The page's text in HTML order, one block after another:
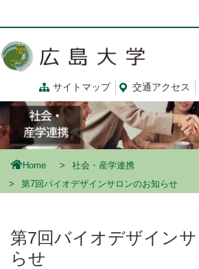
コ
ン
ツ
に
移
動
サイトマップ 交通アクセス
Home
社会・産学連携
第7回バイオデザインサロンのお知らせ
第7回バイオデザイン
らせ